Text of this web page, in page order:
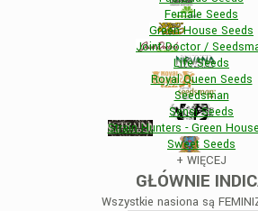
Female Seeds
Green House Seeds
Joint Doctor /
Life Seeds
Royal Queen Seeds
Seedsman
Sensi Seeds
Strain Hunters - Green
Sweet Seeds
+ WIĘCEJ
GŁÓWNIE
Wszystkie nasiona są